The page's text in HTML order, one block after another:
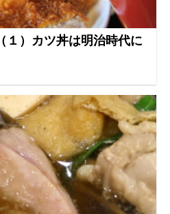
１）カツ丼は明治時代に